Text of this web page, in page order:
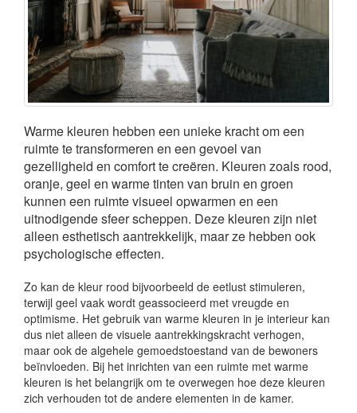
Warme kleuren hebben een unieke kracht om een
ruimte te transformeren en een gevoel van
gezelligheid en comfort te creëren. Kleuren zoals rood,
oranje, geel en warme tinten van bruin en groen
kunnen een ruimte visueel opwarmen en een
uitnodigende sfeer scheppen. Deze kleuren zijn niet
alleen esthetisch aantrekkelijk, maar ze hebben ook
psychologische effecten.
Zo kan de kleur rood bijvoorbeeld de eetlust stimuleren,
terwijl geel vaak wordt geassocieerd met vreugde en
optimisme. Het gebruik van warme kleuren in je interieur kan
dus niet alleen de visuele aantrekkingskracht verhogen,
maar ook de algehele gemoedstoestand van de bewoners
beïnvloeden. Bij het inrichten van een ruimte met warme
kleuren is het belangrijk om te overwegen hoe deze kleuren
zich verhouden tot de andere elementen in de kamer.